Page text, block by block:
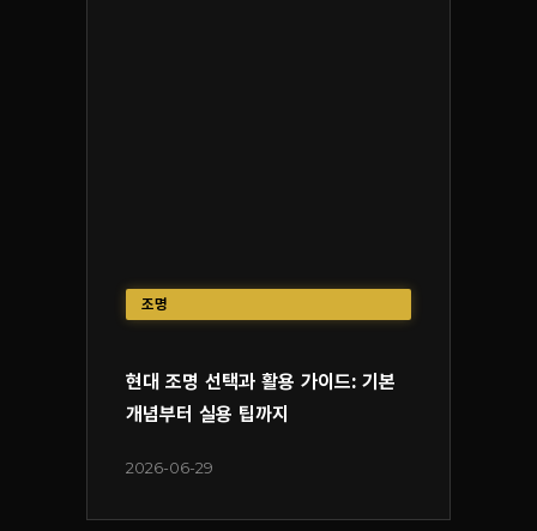
조명
현대 조명 선택과 활용 가이드: 기본
개념부터 실용 팁까지
2026-06-29